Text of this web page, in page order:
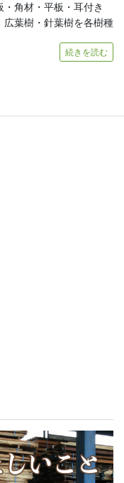
角材・平板・耳付き
広葉樹・針葉樹を各樹種
続きを読む